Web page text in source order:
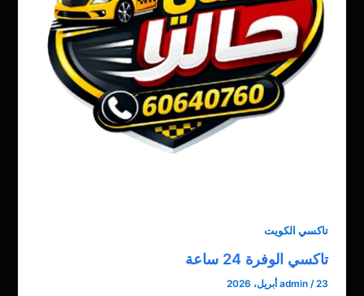
تاكسي الكويت
تاكسي الوفرة 24 ساعة
admin /23 أبريل، 2026